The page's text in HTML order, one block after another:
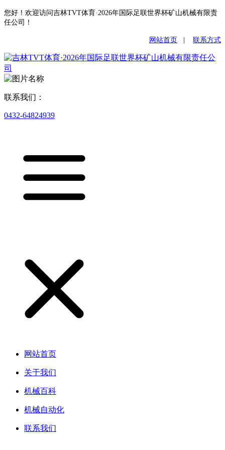
您好！欢迎访问吉林TVT体育·2026年国际足联世界杯矿山机械有限责
任公司！
网站首页 联系方式
联系我们：
0432-64824939
网站首页
关于我们
机械百科
机械自动化
联系我们